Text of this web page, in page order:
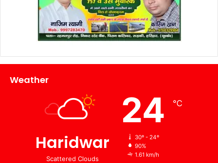
Weather
Haridwar
Scattered Clouds
24 ℃
30º - 24º
90%
1.61 km/h